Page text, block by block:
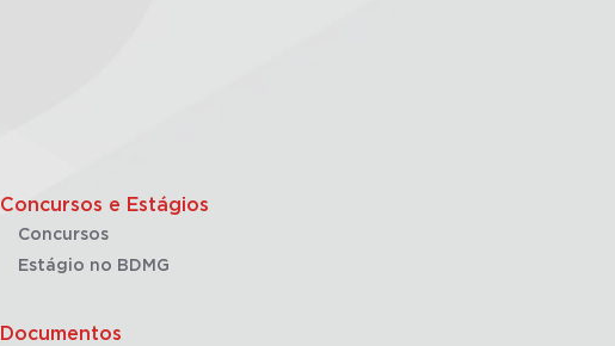
Concursos e Estágios
Concursos
Estágio no BDMG
Documentos